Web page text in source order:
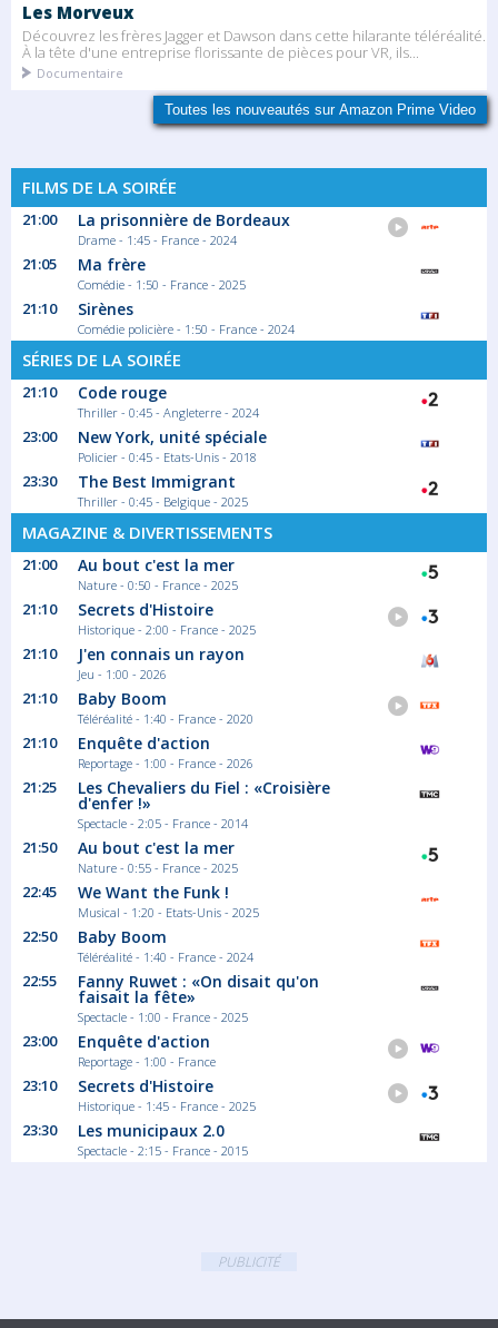
Les Morveux
Découvrez les frères Jagger et Dawson dans cette hilarante téléréalité.
À la tête d'une entreprise florissante de pièces pour VR, ils...
Documentaire
Toutes les nouveautés sur Amazon Prime Video
FILMS DE LA SOIRÉE
21:00 La prisonnière de Bordeaux
Drame - 1:45 - France - 2024
21:05 Ma frère
Comédie - 1:50 - France - 2025
21:10 Sirènes
Comédie policière - 1:50 - France - 2024
SÉRIES DE LA SOIRÉE
21:10 Code rouge
Thriller - 0:45 - Angleterre - 2024
23:00 New York, unité spéciale
Policier - 0:45 - Etats-Unis - 2018
23:30 The Best Immigrant
Thriller - 0:45 - Belgique - 2025
MAGAZINE & DIVERTISSEMENTS
21:00 Au bout c'est la mer
Nature - 0:50 - France - 2025
21:10 Secrets d'Histoire
Historique - 2:00 - France - 2025
21:10 J'en connais un rayon
Jeu - 1:00 - 2026
21:10 Baby Boom
Téléréalité - 1:40 - France - 2020
21:10 Enquête d'action
Reportage - 1:00 - France - 2026
21:25 Les Chevaliers du Fiel : «Croisière
d'enfer !»
Spectacle - 2:05 - France - 2014
21:50 Au bout c'est la mer
Nature - 0:55 - France - 2025
22:45 We Want the Funk !
Musical - 1:20 - Etats-Unis - 2025
22:50 Baby Boom
Téléréalité - 1:40 - France - 2024
22:55 Fanny Ruwet : «On disait qu'on
faisait la fête»
Spectacle - 1:00 - France - 2025
23:00 Enquête d'action
Reportage - 1:00 - France
23:10 Secrets d'Histoire
Historique - 1:45 - France - 2025
23:30 Les municipaux 2.0
Spectacle - 2:15 - France - 2015
PUBLICITÉ